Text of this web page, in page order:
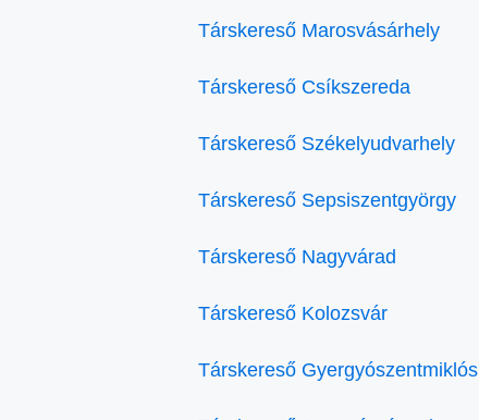
Társkereső Marosvásárhely
Társkereső Csíkszereda
Társkereső Székelyudvarhely
Társkereső Sepsiszentgyörgy
Társkereső Nagyvárad
Társkereső Kolozsvár
Társkereső Gyergyószentmiklós